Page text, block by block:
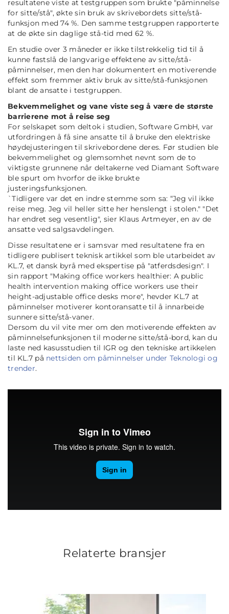
resultatene viste at testgruppen som brukte "påminnelse
for sitte/stå", økte sin bruk av skrivebordets sitte/stå-
funksjon med 74 %. Den samme testgruppen rapporterte
at de økte sin daglige stå-tid med 62 %.
En studie over 3 måneder er ikke tilstrekkelig tid til å
kunne fastslå de langvarige effektene av sitte/stå-
påminnelser, men den har dokumentert en motiverende
effekt som fremmer aktiv bruk av sitte/stå-funksjonen
blant de ansatte i testgruppen.
Bekvemmelighet og vane viste seg å være de største
barrierene mot å reise seg
For selskapet som deltok i studien, Software GmbH, var
utfordringen å få sine ansatte til å bruke den elektriske
høydejusteringen til skrivebordene deres. Før studien ble
bekvemmelighet og glemsomhet nevnt som de to
viktigste grunnene når deltakerne ved Diamant Software
ble spurt om hvorfor de ikke brukte
justeringsfunksjonen.
`Tidligere var det en indre stemme som sa: “Jeg vil ikke
reise meg. Jeg vil heller sitte her henslengt i stolen." "Det
har endret seg vesentlig", sier Klaus Artmeyer, en av de
ansatte ved salgsavdelingen.
Disse resultatene er i samsvar med resultatene fra en
tidligere publisert teknisk artikkel som ble utarbeidet av
KL.7, et dansk byrå med ekspertise på "atferdsdesign". I
sin rapport "Making office workers healthier: A public
health intervention making office workers use their
height-adjustable office desks more", hevder KL.7 at
påminnelser motiverer kontoransatte til å innarbeide
sunnere sitte/stå-vaner.
Dersom du vil vite mer om den motiverende effekten av
påminnelsefunksjonen til moderne sitte/stå-bord, kan du
laste ned kasusstudien til IGR og den tekniske artikkelen
til KL.7 på nettsiden om påminnelser under Teknologi og
trender.
Relaterte bransjer